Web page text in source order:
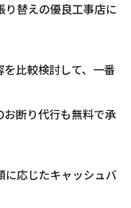
替えの優良工事店に
比較検討して、一番
断り代行も無料で承
に応じたキャッシュバ